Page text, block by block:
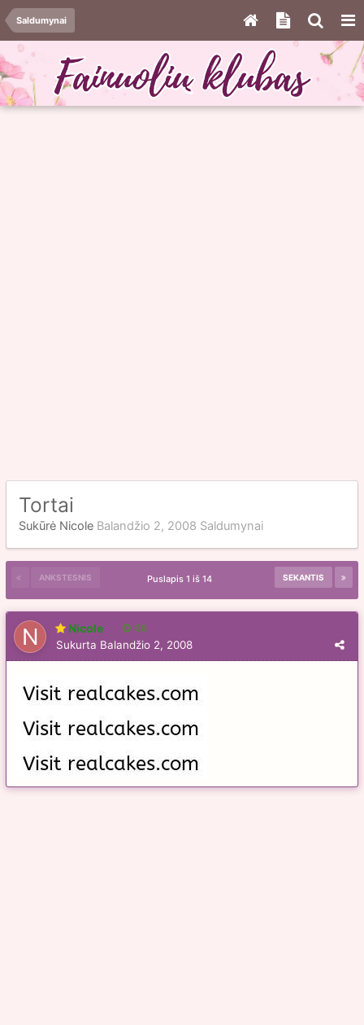
Saldumynai
Tortai
Sukūrė Nicole Balandžio 2, 2008 Saldumynai
ANKSTESNIS SEKANTIS
Puslapis 1 iš 14
Nicole 56
Sukurta Balandžio 2, 2008